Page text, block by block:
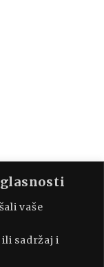
vaše
sadržaj i